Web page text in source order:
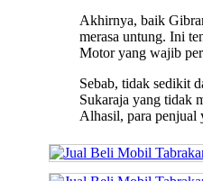
Akhirnya, baik
merasa untung. Ini
Motor yang wajib
Sebab, tidak sedikit
Sukaraja yang tidak
Alhasil, para penjual